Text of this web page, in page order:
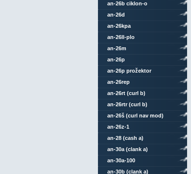
an-26b ciklon-o
an-26d
an-26kpa
an-26ll-plo
an-26m
an-26p
an-26p prožektor
an-26rep
an-26rt (curl b)
an-26rtr (curl b)
an-26š (curl nav mod)
an-26z-1
an-28 (cash a)
an-30a (clank a)
an-30a-100
an-30b (clank a)